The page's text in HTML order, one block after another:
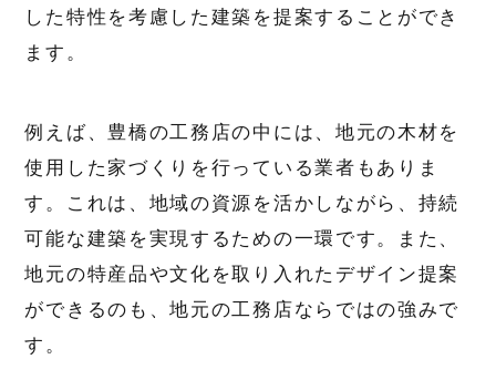
した特性を考慮した建築を提案することができ
ます。
例えば、豊橋の工務店の中には、地元の木材を
使用した家づくりを行っている業者もありま
す。これは、地域の資源を活かしながら、持続
可能な建築を実現するための一環です。また、
地元の特産品や文化を取り入れたデザイン提案
ができるのも、地元の工務店ならではの強みで
す。